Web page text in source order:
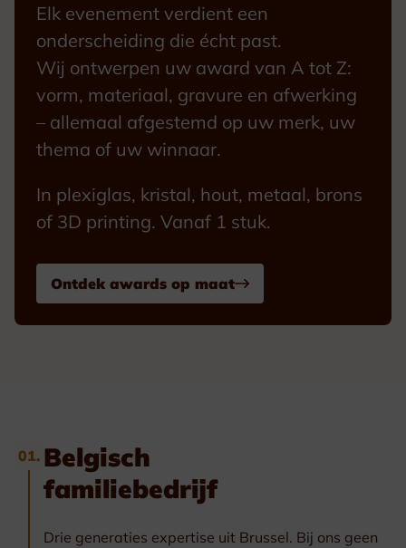
Elk evenement verdient een
onderscheiding die écht past.
Wij ontwerpen uw award van A tot Z:
vorm, materiaal, gravure en afwerking
– allemaal afgestemd op uw merk, uw
thema of uw winnaar.
In plexiglas, kristal, hout, metaal, brons
of 3D printing. Vanaf 1 stuk.
Ontdek awards op maat
01. Belgisch
familiebedrijf
Drie generaties expertise uit Brussel. Bij ons geen